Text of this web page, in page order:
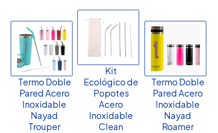
Termo Doble
Pared Acero
Inoxidable
Nayad
Trouper
Kit
Ecológico de
Popotes
Acero
Inoxidable
Clean
Termo Doble
Pared Acero
Inoxidable
Nayad
Roamer